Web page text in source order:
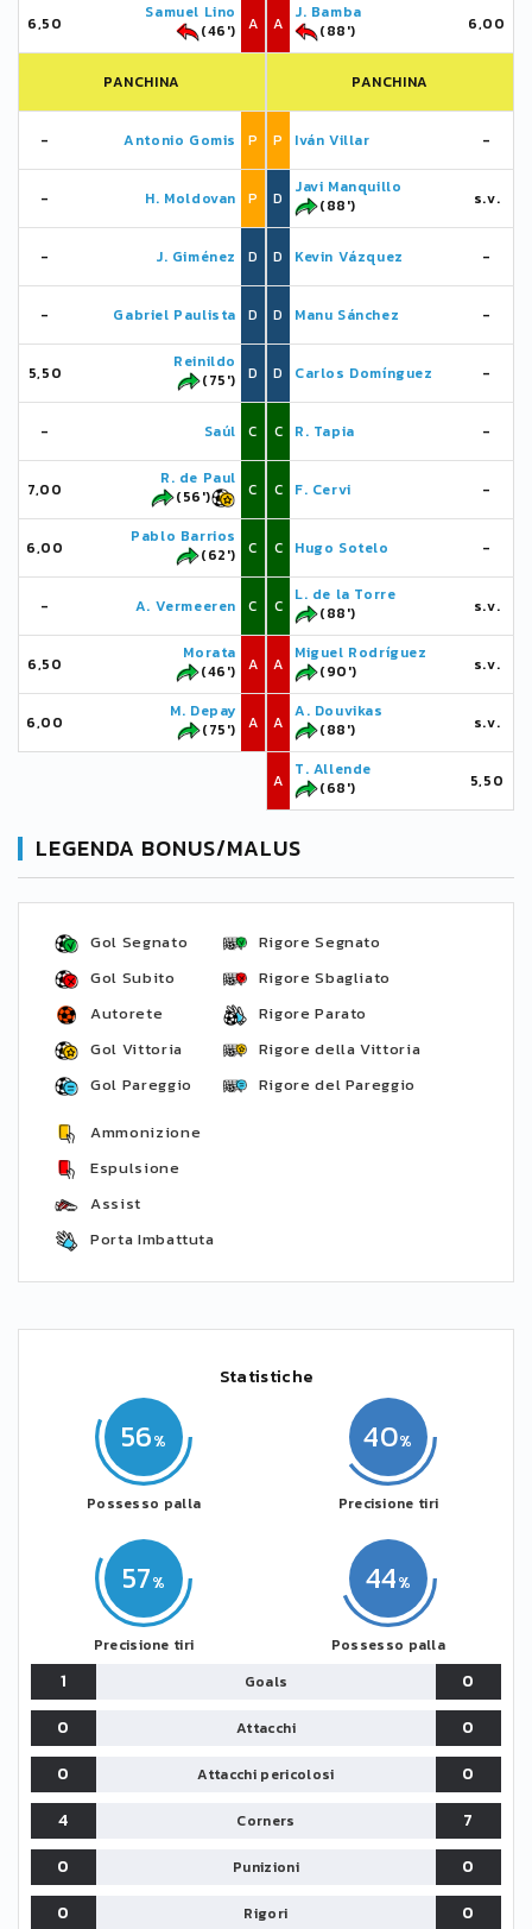
6,50
Samuel Lino
(46')
A
PANCHINA
- Antonio Gomis P
- H. Moldovan P
- J. Giménez D
- Gabriel Paulista D
5,50
Reinildo
(75')
D
- Saúl C
7,00
R. de Paul
(56')
C
6,00
Pablo Barrios
(62')
C
- A. Vermeeren C
6,50
Morata
(46')
A
6,00
M. Depay
(75')
A
A
J. Bamba
(88')
6,00
PANCHINA
P Iván Villar -
D
Javi Manquillo
(88')
s.v.
D Kevin Vázquez -
D Manu Sánchez -
D Carlos Domínguez -
C R. Tapia -
C F. Cervi -
C Hugo Sotelo -
C
L. de la Torre
(88')
s.v.
A
Miguel Rodríguez
(90')
s.v.
A
A. Douvikas
(88')
s.v.
A
T. Allende
(68')
5,50
LEGENDA BONUS/MALUS
Gol Segnato
Gol Subito
Autorete
Gol Vittoria
Gol Pareggio
Rigore Segnato
Rigore Sbagliato
Rigore Parato
Rigore della Vittoria
Rigore del Pareggio
Ammonizione
Espulsione
Assist
Porta Imbattuta
Statistiche
56
Possesso palla
57
Precisione tiri
44
Possesso palla
40
Precisione tiri
1 Goals
0
0
Attacchi
0
0
Attacchi pericolosi
0
4
Corners
7
0
Punizioni
0
0
Rigori 0